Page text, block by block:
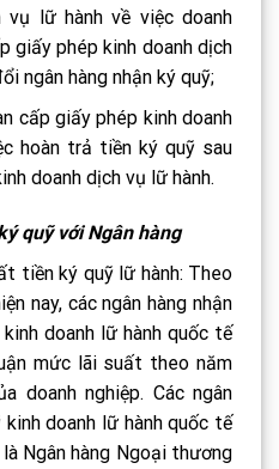
vụ lữ hành về việc doanh
giấy phép kinh doanh dịch
ngân hàng nhận ký quỹ;
cấp giấy phép kinh doanh
hoàn trả tiền ký quỹ sau
doanh dịch vụ lữ hành.
quỹ với Ngân hàng
tiền ký quỹ lữ hành: Theo
nay, các ngân hàng nhận
doanh lữ hành quốc tế
mức lãi suất theo năm
doanh nghiệp. Các ngân
doanh lữ hành quốc tế
Ngân hàng Ngoại thương